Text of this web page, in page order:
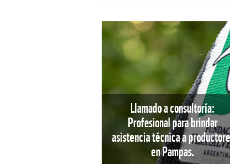
Llamado a consultoría:
Profesional para brindar
asistencia técnica a
en Pampas.